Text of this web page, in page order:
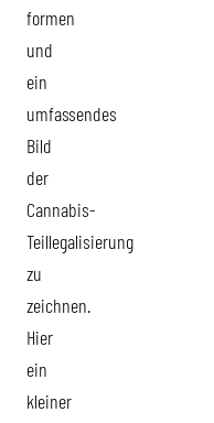
formen
und
ein
umfassendes
Bild
der
Cannabis-
Teillegalisierung
zu
zeichnen.
Hier
ein
kleiner